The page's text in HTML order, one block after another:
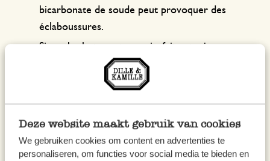
Deze website maakt gebruik van cookies
We gebruiken cookies om content en advertenties te
personaliseren, om functies voor social media te bieden en
bicarbonate de soude peut provoquer des
éclaboussures.
Si vos baskets sont en cuir, faites toujours
d’abord un essai sur un endroit peu visible et
n’appuyez pas trop fort avec la brosse. Le
nettoyage, laissez toujours le cuir sécher
entièrement.